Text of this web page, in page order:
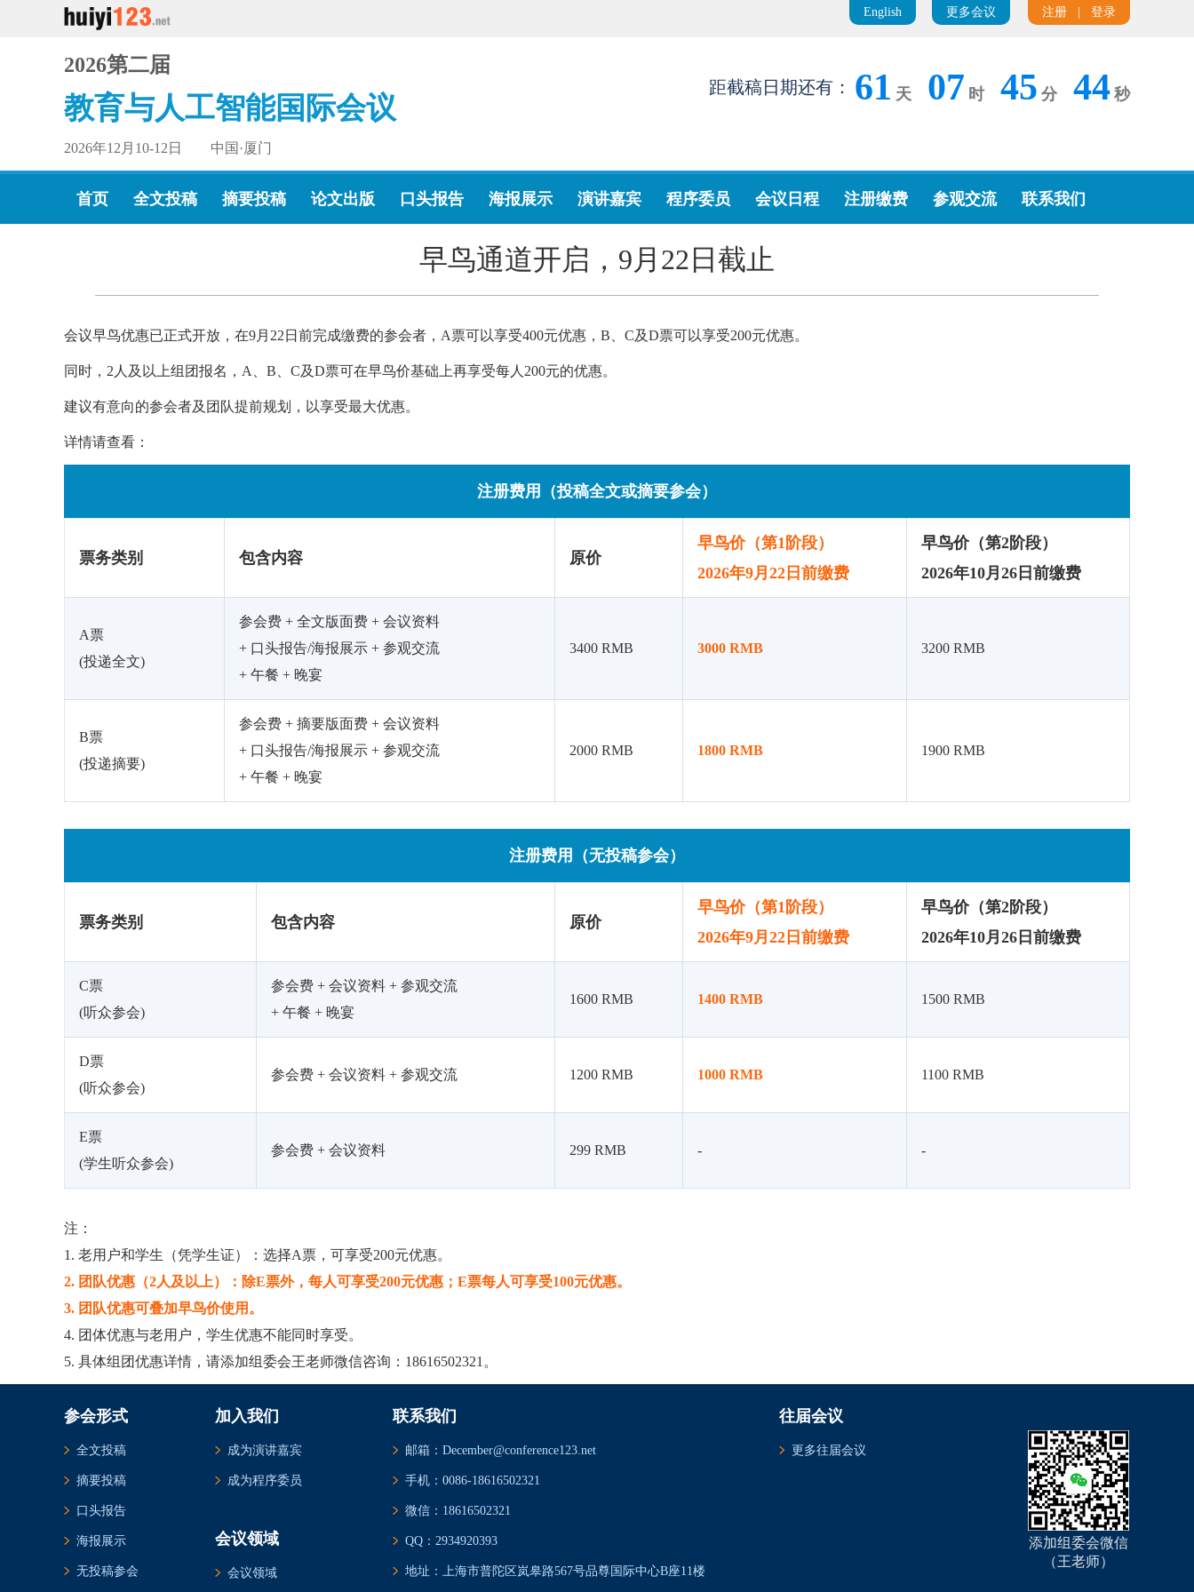
注册 登录
更多会议
English
2026第二届
教育与人工智能国际会议
2026年12月10-12日 中国·厦门
距截稿日期还有： 61 天 07 时 45 分 44 秒
首页 全文投稿 摘要投稿 论文出版 口头报告 海报展示 演讲嘉宾 程序委员 会议日程 注册缴费 参观交流 联系我们
早鸟通道开启，9月22日截止
会议早鸟优惠已正式开放，在9月22日前完成缴费的参会者，A票可以享受400元优惠，B、C及D票可以享受200元优惠。
同时，2人及以上组团报名，A、B、C及D票可在早鸟价基础上再享受每人200元的优惠。
建议有意向的参会者及团队提前规划，以享受最大优惠。
详情请查看：
注册费用（投稿全文或摘要参会）
票务类别 包含内容 原价
早鸟价（第1阶段）
2026年9月22日前缴费
早鸟价（第2阶段）
2026年10月26日前缴费
A票
(投递全文)
参会费 + 全文版面费 + 会议资料
+ 口头报告/海报展示 + 参观交流
+ 午餐 + 晚宴
3400 RMB 3000 RMB 3200 RMB
B票
(投递摘要)
参会费 + 摘要版面费 + 会议资料
+ 口头报告/海报展示 + 参观交流
+ 午餐 + 晚宴
2000 RMB 1800 RMB 1900 RMB
注册费用（无投稿参会）
票务类别 包含内容 原价
早鸟价（第1阶段）
2026年9月22日前缴费
早鸟价（第2阶段）
2026年10月26日前缴费
C票
(听众参会)
参会费 + 会议资料 + 参观交流
+ 午餐 + 晚宴
1600 RMB 1400 RMB 1500 RMB
D票
(听众参会)
参会费 + 会议资料 + 参观交流 1200 RMB 1000 RMB 1100 RMB
E票
(学生听众参会)
参会费 + 会议资料 299 RMB - -
注：
1. 老用户和学生（凭学生证）：选择A票，可享受200元优惠。
2. 团队优惠（2人及以上）：除E票外，每人可享受200元优惠；E票每人可享受100元优惠。
3. 团队优惠可叠加早鸟价使用。
4. 团体优惠与老用户，学生优惠不能同时享受。
5. 具体组团优惠详情，请添加组委会王老师微信咨询：18616502321。
参会形式
全文投稿
摘要投稿
口头报告
海报展示
无投稿参会
加入我们
成为演讲嘉宾
成为程序委员
会议领域
会议领域
联系我们
邮箱：December@conference123.net
手机：0086-18616502321
微信：18616502321
QQ：2934920393
地址：上海市普陀区岚皋路567号品尊国际中心B座11楼
往届会议
更多往届会议
添加组委会微信
（王老师）